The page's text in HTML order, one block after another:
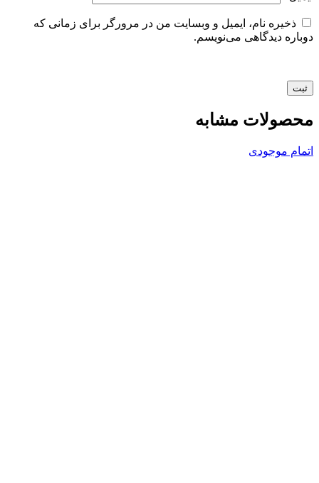
ذخیره نام، ایمیل و وبسایت من در مرورگر برای زمانی که
دوباره دیدگاهی می‌نویسم.
محصولات مشابه
اتمام موجودی